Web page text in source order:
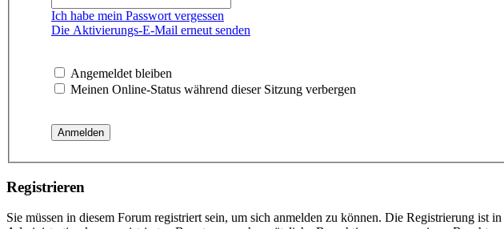
Ich habe mein Passwort vergessen
Die Aktivierungs-E-Mail erneut senden
Angemeldet bleiben
Meinen Online-Status während dieser Sitzung verbergen
Registrieren
Sie müssen in diesem Forum registriert sein, um sich anmelden zu können. Die Registrierung